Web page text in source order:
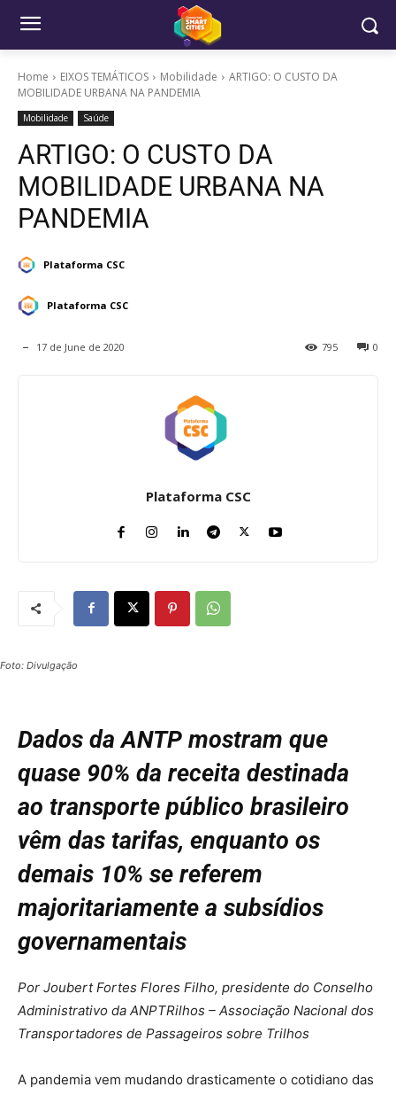
Home EIXOS TEMÁTICOS Mobilidade
ARTIGO: O CUSTO DA
MOBILIDADE URBANA NA PANDEMIA
Mobilidade Saúde
ARTIGO: O CUSTO DA
MOBILIDADE URBANA NA
PANDEMIA
Plataforma CSC
Plataforma CSC
17 de June de 2020 0
795
Plataforma CSC
Foto: Divulgação
Dados da ANTP mostram que
quase 90% da receita destinada
ao transporte público brasileiro
vêm das tarifas, enquanto os
demais 10% se referem
majoritariamente a subsídios
governamentais
Por Joubert Fortes Flores Filho, presidente do Conselho
Administrativo da ANPTRilhos – Associação Nacional dos
Transportadores de Passageiros sobre Trilhos
A pandemia vem mudando drasticamente o cotidiano das